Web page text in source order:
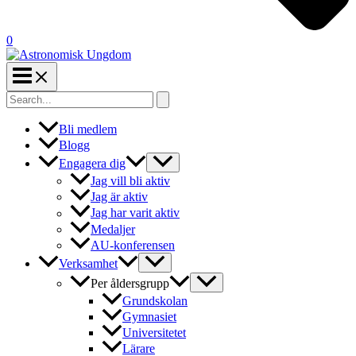
0
Search
for:
Bli medlem
Blogg
Engagera dig
Jag vill bli aktiv
Jag är aktiv
Jag har varit aktiv
Medaljer
AU-konferensen
Verksamhet
Per åldersgrupp
Grundskolan
Gymnasiet
Universitetet
Lärare